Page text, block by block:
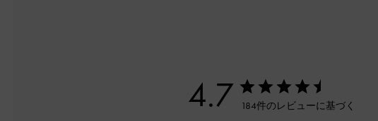
4.7 184件のレビューに基づく